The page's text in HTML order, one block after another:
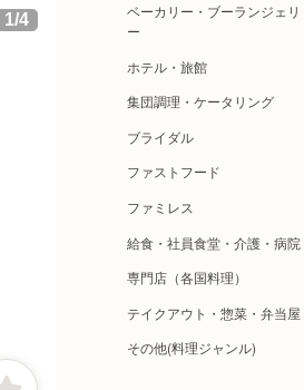
1/4
ベーカリー・ブーランジェリ
ー
ホテル・旅館
集団調理・ケータリング
ブライダル
ファストフード
ファミレス
給食・社員食堂・介護・病院
専門店（各国料理）
テイクアウト・惣菜・弁当屋
その他(料理ジャンル)